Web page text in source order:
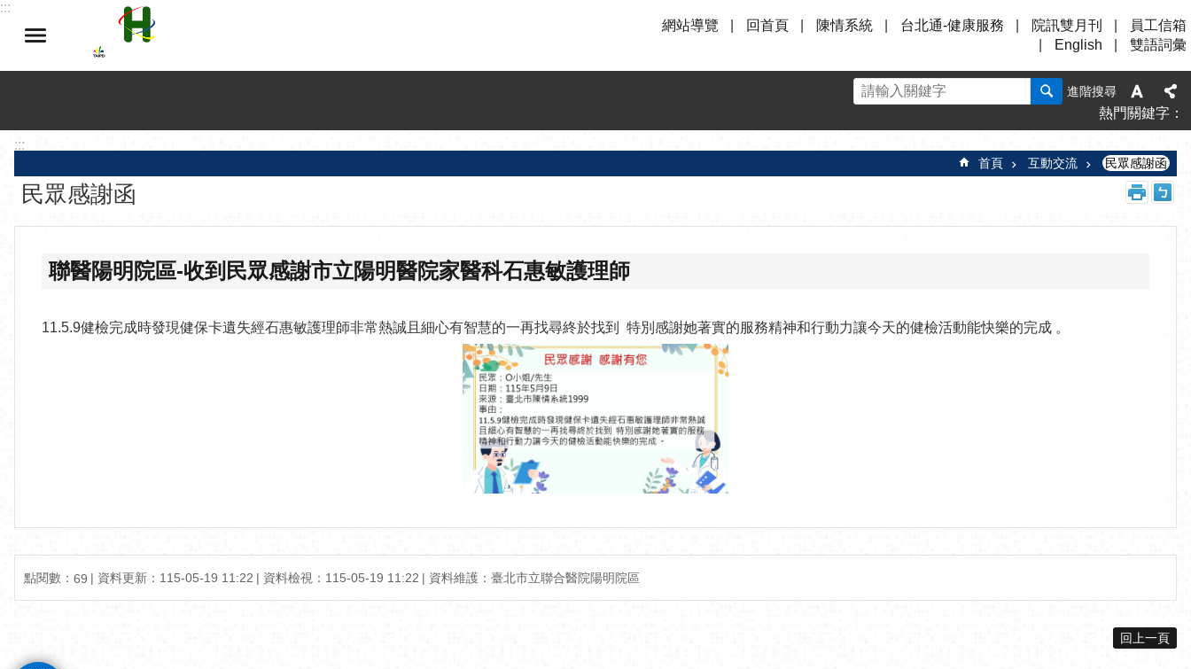
跳到主要內容區塊
:::
網站導覽
回首頁 陳情系統 台北通-健康服務 院訊雙月刊
員工信箱
English
雙語詞彙
進階搜尋
熱門關鍵字
:::
首頁 互動交流 民眾感謝函
民眾感謝函
聯醫陽明院區-收到民眾感謝市立陽明醫院家醫科石惠敏護理師
11.5.9健檢完成時發現健保卡遺失經石惠敏護理師非常熱誠且細心有智慧的一再找尋終於找到 特別感謝她著實的服務精神和行動力讓今天的健檢活動能快樂的完成 。
點閱數： 69 資料更新：115-05-19 11:22 資料檢視：115-05-19 11:22 資料維護：臺北市立聯合醫院陽明院區
回上一頁